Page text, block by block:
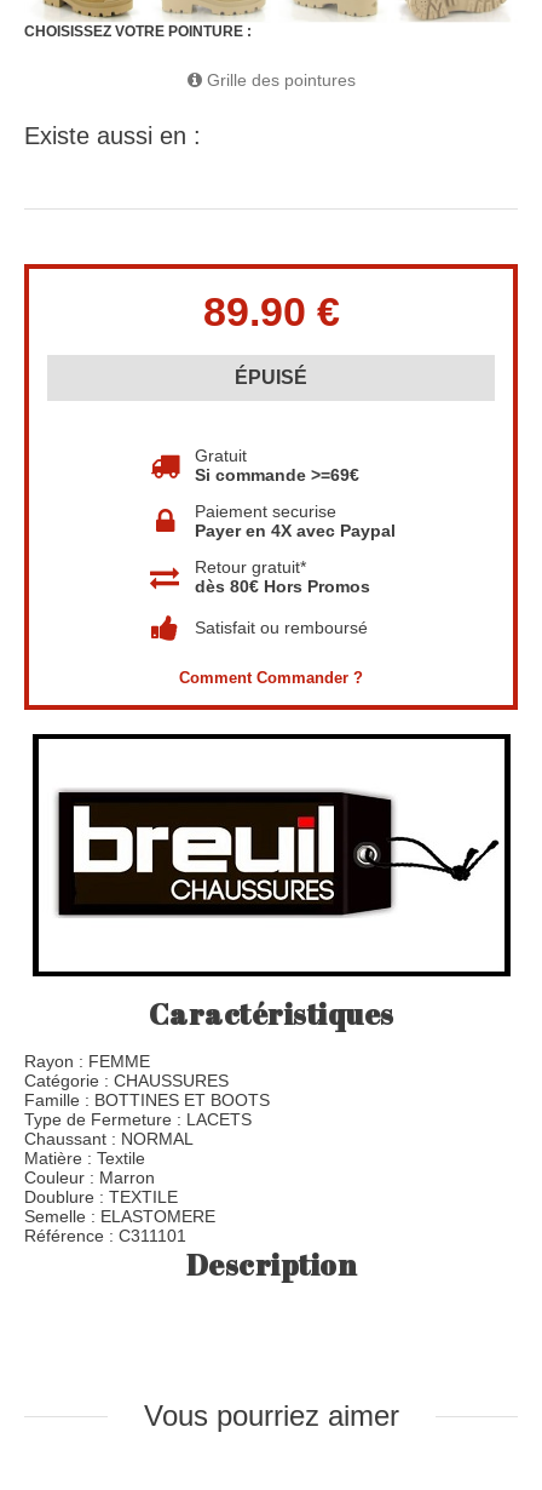
CHOISISSEZ VOTRE POINTURE :
Grille des pointures
Existe aussi en :
Gratuit
Si commande >=69€
Paiement securise
Payer en 4X avec Paypal
Retour gratuit*
dès 80€ Hors Promos
Satisfait ou remboursé
Comment Commander ?
Caractéristiques
Rayon : FEMME
Catégorie : CHAUSSURES
Famille : BOTTINES ET BOOTS
Type de Fermeture : LACETS
Chaussant : NORMAL
Matière : Textile
Couleur : Marron
Doublure : TEXTILE
Semelle : ELASTOMERE
Référence : C311101
Description
Vous pourriez aimer